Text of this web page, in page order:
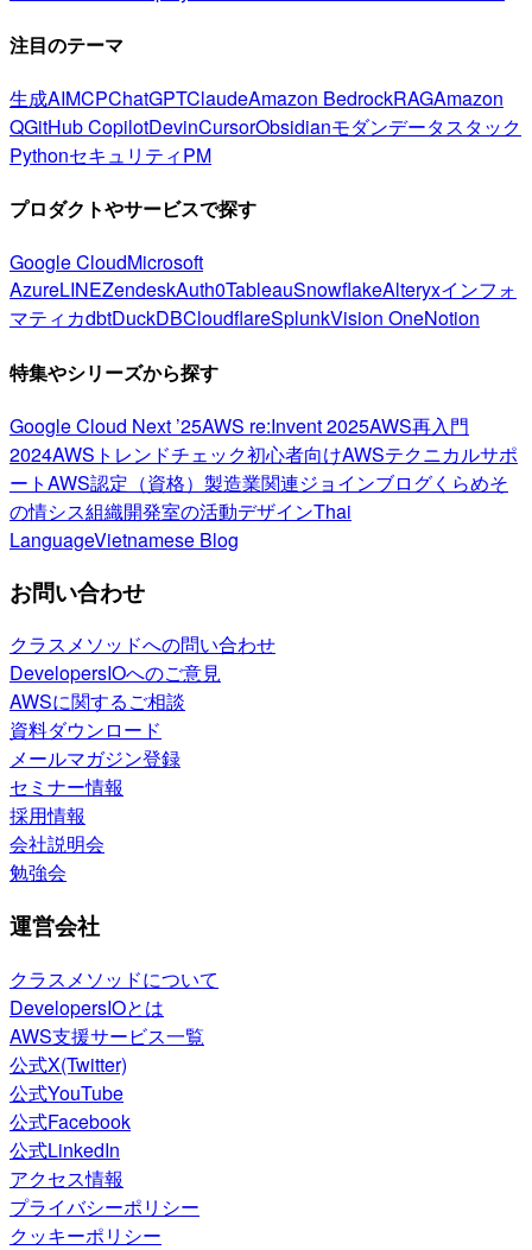
注目のテーマ
生成AIMCPChatGPTClaudeAmazon BedrockRAGAmazon
QGitHub CopilotDevinCursorObsidianモダンデータスタック
PythonセキュリティPM
プロダクトやサービスで探す
Google CloudMicrosoft
AzureLINEZendeskAuth0TableauSnowflakeAlteryxインフォ
マティカdbtDuckDBCloudflareSplunkVision OneNotion
特集やシリーズから探す
Google Cloud Next ’25AWS re:Invent 2025AWS再入門
2024AWSトレンドチェック初心者向けAWSテクニカルサポ
ートAWS認定（資格） 製造業関連ジョインブログくらめそ
の情シス組織開発室の活動デザインThai
LanguageVietnamese Blog
お問い合わせ
クラスメソッドへの問い合わせ
DevelopersIOへのご意見
AWSに関するご相談
資料ダウンロード
メールマガジン登録
セミナー情報
採用情報
会社説明会
勉強会
運営会社
クラスメソッドについて
DevelopersIOとは
AWS支援サービス一覧
公式X(Twitter)
公式YouTube
公式Facebook
公式LinkedIn
アクセス情報
プライバシーポリシー
クッキーポリシー